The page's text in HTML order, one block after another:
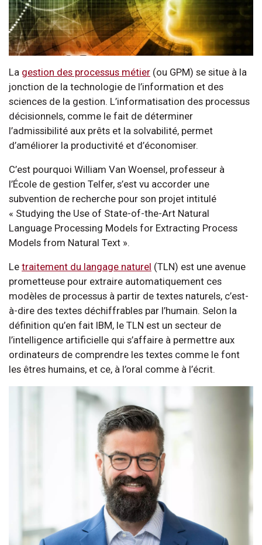
La gestion des processus métier (ou GPM) se situe à la
jonction de la technologie de l’information et des
sciences de la gestion. L’informatisation des processus
décisionnels, comme le fait de déterminer
l’admissibilité aux prêts et la solvabilité, permet
d’améliorer la productivité et d’économiser.
C’est pourquoi William Van Woensel, professeur à
l’École de gestion Telfer, s’est vu accorder une
subvention de recherche pour son projet intitulé
« Studying the Use of State-of-the-Art Natural
Language Processing Models for Extracting Process
Models from Natural Text ».
Le traitement du langage naturel (TLN) est une avenue
prometteuse pour extraire automatiquement ces
modèles de processus à partir de textes naturels, c’est-
à-dire des textes déchiffrables par l’humain. Selon la
définition qu’en fait IBM, le TLN est un secteur de
l’intelligence artificielle qui s’affaire à permettre aux
ordinateurs de comprendre les textes comme le font
les êtres humains, et ce, à l’oral comme à l’écrit.